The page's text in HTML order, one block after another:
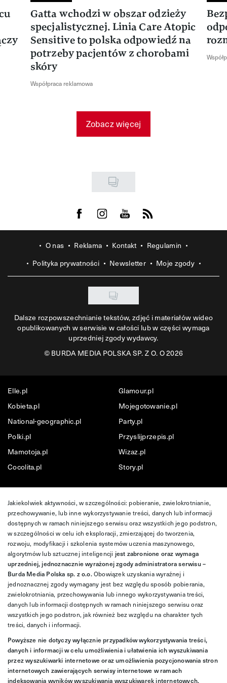
Gatta wchodzi w obszar odzieży
specjalistycznej. Linia Care Atopic
Sensitive to polska odpowiedź na
potrzeby pacjentów z chorobami
skóry
Współpraca reklamowa
Zobacz więcej
Visit us on Facebook
Visit us on Instagram
Visit us on Youtube
Visit us on Rss
O nas Reklama Kontakt
Regulamin
Polityka prywatności
Newsletter Moje zgody
Dalsze rozpowszechnianie tekstów, zdjęć i materiałów wideo
opublikowanych w serwisie w całości lub w części wymaga
uprzedniej zgody wydawcy.
©BURDA MEDIA POLSKA SP. Z O. O 2026
Elle.pl
Glamour.pl
Kobieta.pl
Mojegotowanie.pl
National-geographic.pl
Party.pl
Polki.pl
Przyslijprzepis.pl
Mamotoja.pl
Wizaz.pl
Cocolita.pl
Story.pl
Jakiekolwiek aktywności, w szczególności: pobieranie, zwielokrotnianie,
przechowywanie, lub inne wykorzystywanie treści, danych lub informacji
dostępnych w ramach niniejszego serwisu oraz wszystkich jego podstron,
w szczególności w celu ich eksploracji, zmierzającej do tworzenia,
rozwoju, modyfikacji i szkolenia systemów uczenia maszynowego,
algorytmów lub sztucznej inteligencji jest zabronione oraz wymaga
uprzedniej, jednoznacznie wyrażonej zgody administratora serwisu –
Burda Media Polska sp. z o.o.Obowiązek uzyskania wyraźnej i
jednoznacznej zgody wymagany jest bez względu sposób pobierania,
zwielokrotniania, przechowywania lub innego wykorzystywania treści,
danych lub informacji dostępnych w ramach niniejszego serwisu oraz
wszystkich jego podstron, jak również bez względu na charakter tych
treści, danych i informacji.
Powyższe nie dotyczy wyłącznie przypadków wykorzystywania treści,
danych i informacji w celu umożliwienia i ułatwienia ich wyszukiwania
przez wyszukiwarki internetowe oraz umożliwienia pozycjonowania stron
internetowych zawierających serwisy internetowe w ramach
indeksowania wyników wyszukiwania wyszukiwarek internetowych.